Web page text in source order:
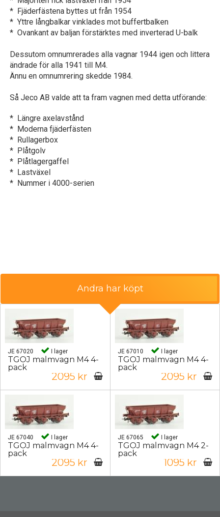
* Fjäderfästena byttes ut från 1954
* Yttre långbalkar vinklades mot buffertbalken
* Ovankant av baljan förstärktes med inverterad U-balk
Dessutom omnumrerades alla vagnar 1944 igen och littera
ändrade för alla 1941 till M4.
Ännu en omnumrering skedde 1984.
Så Jeco AB valde att ta fram vagnen med detta utförande:
* Längre axelavstånd
* Moderna fjäderfästen
* Rullagerbox
* Plåtgolv
* Plåtlagergaffel
* Lastväxel
* Nummer i 4000-serien
Andra har köpt
JE 67020 I lager
TGOJ malmvagn M4 4-
pack
2095 kr
JE 67010 I lager
TGOJ malmvagn M4 4-
pack
2095 kr
JE 67040 I lager
TGOJ malmvagn M4 4-
pack
2095 kr
JE 67065 I lager
TGOJ malmvagn M4 2-
pack
1095 kr